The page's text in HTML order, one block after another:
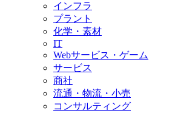
インフラ
プラント
化学・素材
IT
Webサービス・ゲーム
サービス
商社
流通・物流・小売
コンサルティング